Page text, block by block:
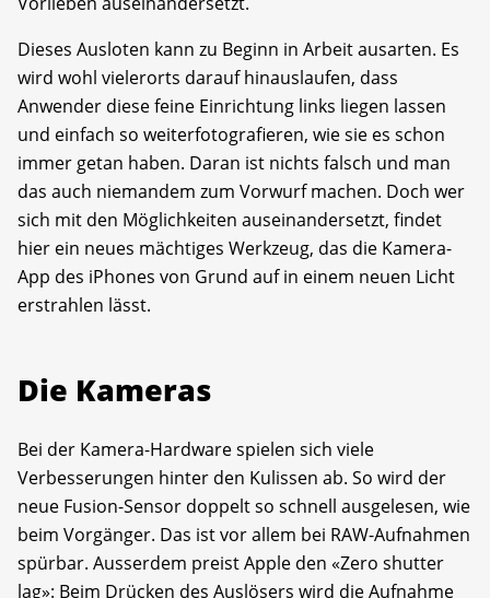
Dieses Ausloten kann zu Beginn in Arbeit ausarten. Es
wird wohl vielerorts darauf hinauslaufen, dass
Anwender diese feine Einrichtung links liegen lassen
und einfach so weiterfotografieren, wie sie es schon
immer getan haben. Daran ist nichts falsch und man
das auch niemandem zum Vorwurf machen. Doch wer
sich mit den Möglichkeiten auseinandersetzt, findet
hier ein neues mächtiges Werkzeug, das die Kamera-
App des iPhones von Grund auf in einem neuen Licht
erstrahlen lässt.
Die Kameras
Bei der Kamera-Hardware spielen sich viele
Verbesserungen hinter den Kulissen ab. So wird der
neue Fusion-Sensor doppelt so schnell ausgelesen, wie
beim Vorgänger. Das ist vor allem bei RAW-Aufnahmen
spürbar. Ausserdem preist Apple den «Zero shutter
lag»: Beim Drücken des Auslösers wird die Aufnahme